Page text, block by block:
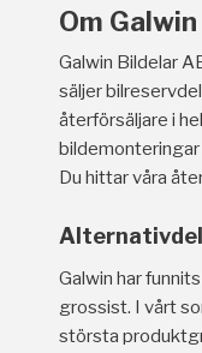
Om Galwin
Galwin Bildelar
säljer
återförsäljare i
Du hittar våra
Galwin har
grossist. I vårt
största